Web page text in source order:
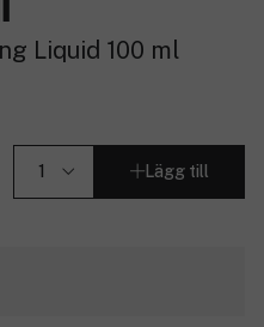
Liquid 100 ml
Lägg till